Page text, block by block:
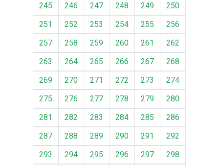
245
246 247 248 249
250
251
252 253 254 255
256
257
258 259 260 261
262
263
264 265 266 267
268
269
270 271 272 273
274
275
276 277 278 279
280
281
282 283 284 285
286
287
288 289 290 291
292
293
294 295 296 297
298